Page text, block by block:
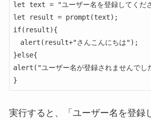
let text = "ユーザー名を登録してくだ
let result = prompt(text);
if(result){
alert(result+"さんこんにちは");
}else{
alert("ユーザー名が登録されませんで
}
実行すると、「ユーザー名を登録